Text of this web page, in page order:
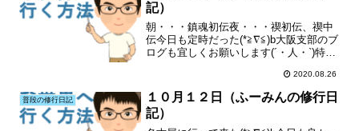
記）
朝・・・鎮魂初伝夜・・・禊初伝、禊中
伝今日も定時だった(*≧∇≦)b大阪支部のブ
ログも宜しくお願いします(´・人・`)特に
2020.08.26
普段の修行日記
１０月１２日（ふーみんの修行日
記）